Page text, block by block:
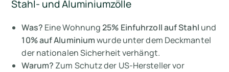
Stahl- und Aluminiumzölle
Was? Eine Wohnung25% Einfuhrzoll auf Stahl und
10% auf Aluminiumwurde unter dem Deckmantel
der nationalen Sicherheit verhängt.
Warum? Zum Schutz der US-Hersteller vor